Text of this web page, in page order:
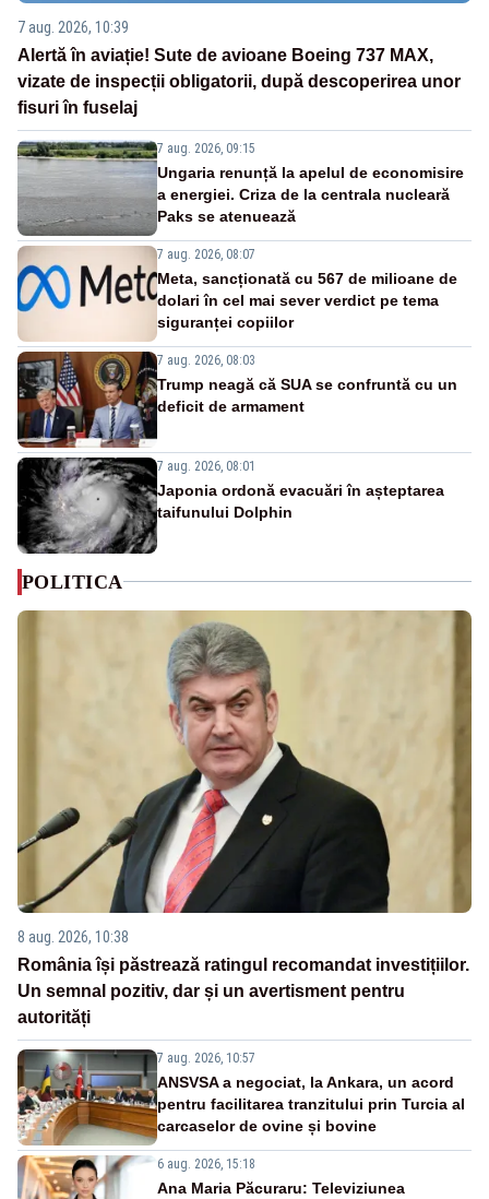
7 aug. 2026, 10:39
Alertă în aviație! Sute de avioane Boeing 737 MAX,
vizate de inspecții obligatorii, după descoperirea unor
fisuri în fuselaj
7 aug. 2026, 09:15
Ungaria renunță la apelul de economisire
a energiei. Criza de la centrala nucleară
Paks se atenuează
7 aug. 2026, 08:07
Meta, sancționată cu 567 de milioane de
dolari în cel mai sever verdict pe tema
siguranței copiilor
7 aug. 2026, 08:03
Trump neagă că SUA se confruntă cu un
deficit de armament
7 aug. 2026, 08:01
Japonia ordonă evacuări în așteptarea
taifunului Dolphin
POLITICA
8 aug. 2026, 10:38
România își păstrează ratingul recomandat investițiilor.
Un semnal pozitiv, dar și un avertisment pentru
autorități
7 aug. 2026, 10:57
ANSVSA a negociat, la Ankara, un acord
pentru facilitarea tranzitului prin Turcia al
carcaselor de ovine și bovine
6 aug. 2026, 15:18
Ana Maria Păcuraru: Televiziunea